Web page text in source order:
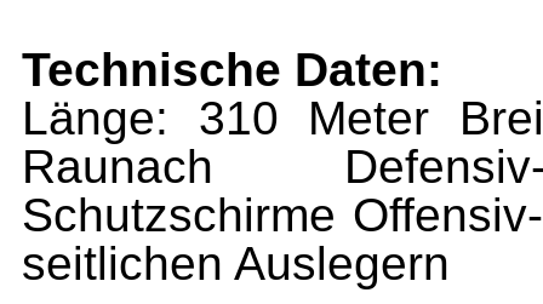
Technische Daten:
Länge: 310 Meter
Raunach
Schutzschirme
seitlichen Auslegern